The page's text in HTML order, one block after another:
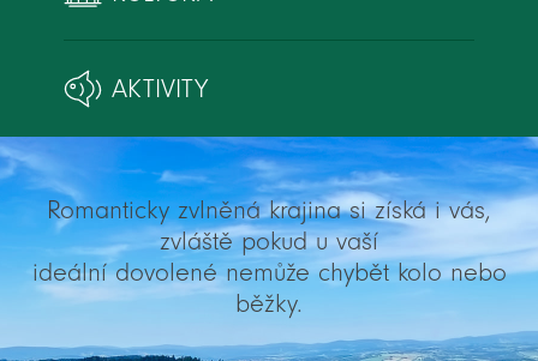
AKTIVITY
Romanticky zvlněná krajina si získá i vás,
zvláště pokud u vaší
ideální dovolené nemůže chybět kolo nebo
běžky.